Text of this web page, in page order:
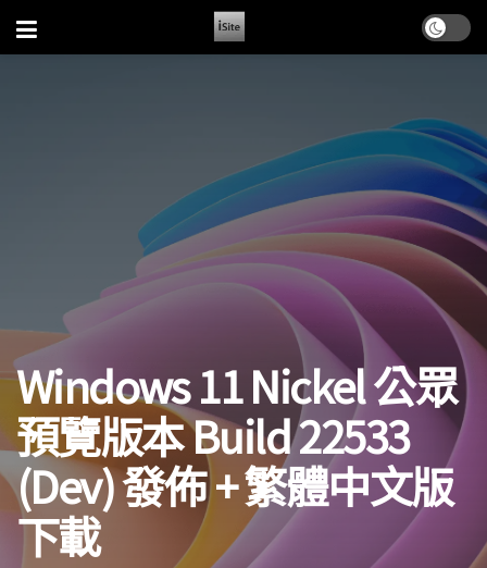
Windows 11 Nickel 公眾
預覽版本 Build 22533
(Dev) 發佈 + 繁體中文版
下載